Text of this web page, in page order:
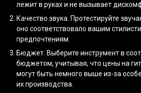
лежит в руках и не вызывает
Качество звука. Протестируйте
оно соответствовало вашим
предпочтениям.
Бюджет. Выберите инструмент в
бюджетом, учитывая, что цены на
могут быть немного выше из-за
их производства.